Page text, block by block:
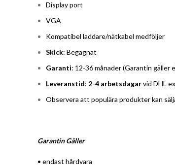
Display port
VGA
Kompatibel laddare/nätkabel medföljer
Skick: Begagnat
Garanti: 12-36 månader (Garantin gäller
Leveranstid: 2-4 arbetsdagarvid DHL
Observera att populära produkter kan
Garantin Gäller
• endast hårdvara